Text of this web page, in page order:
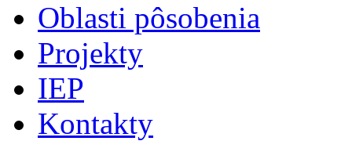
Oblasti pôsobenia
Projekty
IEP
Kontakty